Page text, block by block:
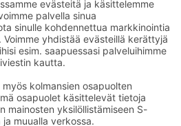
voi suorittaa hotellin
Sokos Hotels uutiskirje